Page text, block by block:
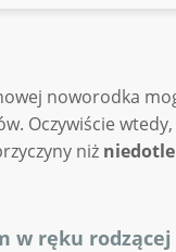
noworodka
Oczywiście wtedy,
niż
w ręku rodzącej